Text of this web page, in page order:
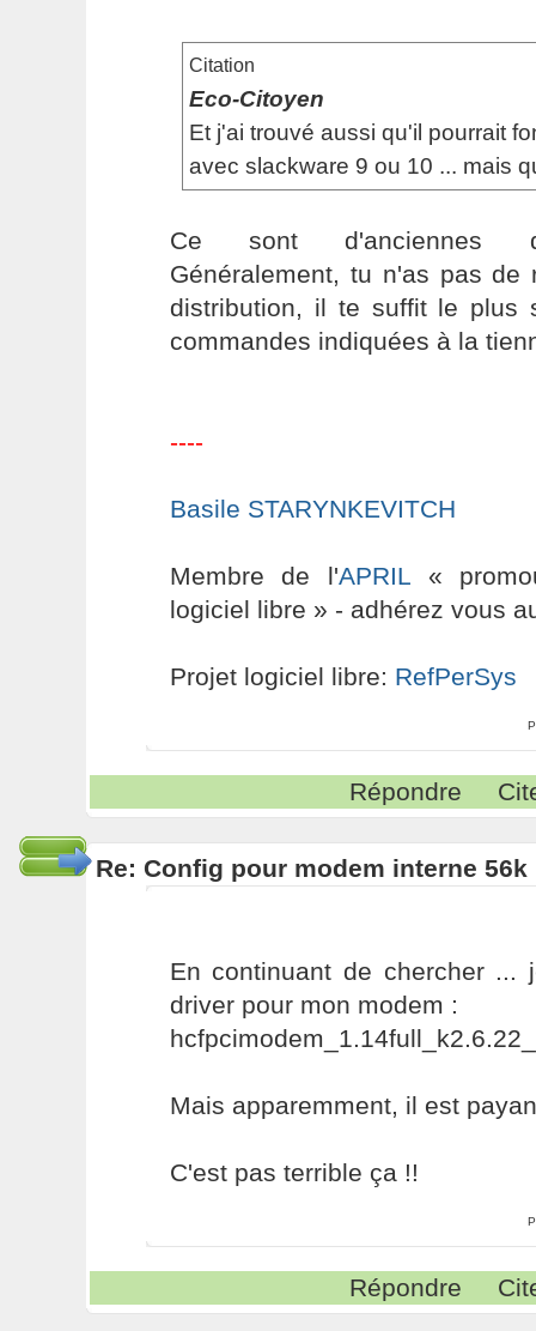
Citation
Eco-Citoyen
Et j'ai trouvé aussi qu'il pourrait
avec slackware 9 ou 10 ... mais
Ce sont d'anciennes
Généralement, tu n'as pas de
distribution, il te suffit le plus
commandes indiquées à la
----
Basile STARYNKEVITCH
Membre de l'APRIL «
logiciel libre » - adhérez vous
Projet logiciel libre: RefPerSys
Répondre
Re: Config pour modem interne 56k
En continuant de chercher ...
driver pour mon modem :
Mais apparemment, il est
C'est pas terrible ça !!
Répondre